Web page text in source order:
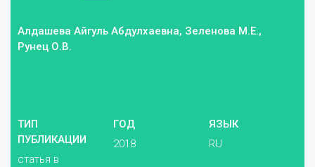
Алдашева Айгуль Абдулхаевна, Зеленова М.Е.,
Рунец О.В.
ТИП
ПУБЛИКАЦИИ
статья в
ГОД
2018
ЯЗЫК
RU